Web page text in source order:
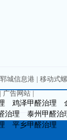
郓城信息港
移动式
广告网站
鸡泽甲醛治理
治理
泰州甲醛治
平乡甲醛治理